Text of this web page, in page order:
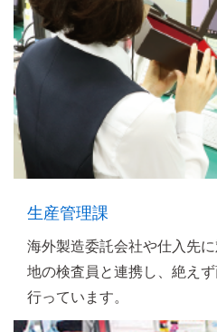
生産管理課
海外製造委託会社や仕入先
地の検査員と連携し、絶え
行っています。